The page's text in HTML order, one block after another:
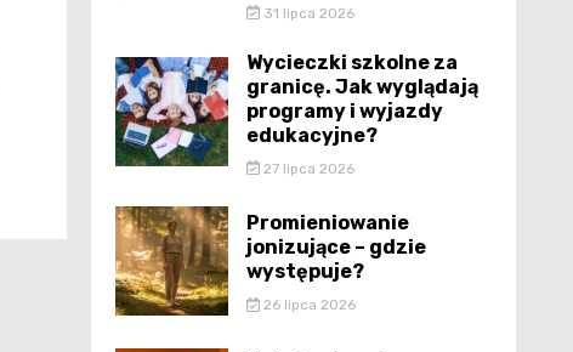
31 lipca 2026
Wycieczki szkolne za
granicę. Jak wyglądają
programy i wyjazdy
edukacyjne?
27 lipca 2026
Promieniowanie
jonizujące – gdzie
występuje?
26 lipca 2026